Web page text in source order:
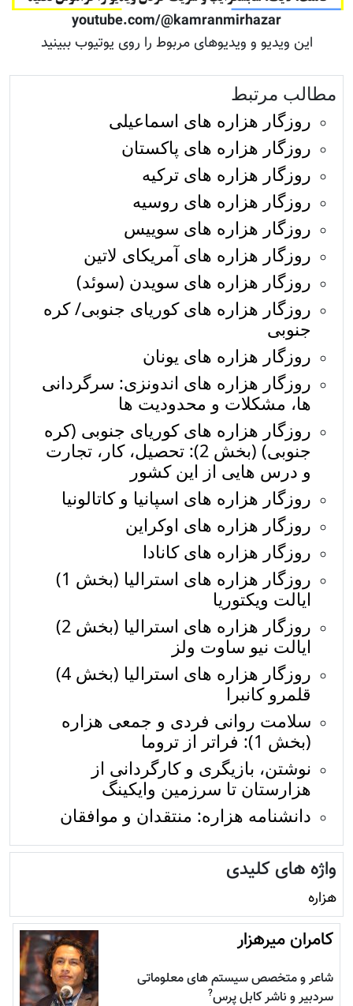
youtube.com/@kamranmirhazar
این ویدیو و ویدیوهای مربوط را روی یوتیوب ببینید
مطالب مرتبط
روزگار هزاره های اسماعیلی
روزگار هزاره های پاکستان
روزگار هزاره های ترکیه
روزگار هزاره های روسیه
روزگار هزاره های سوییس
روزگار هزاره های آمریکای لاتین
روزگار هزاره های سویدن (سوئد)
روزگار هزاره های کوریای جنوبی/ کره
جنوبی
روزگار هزاره های یونان
روزگار هزاره های اندونزی: سرگردانی
ها، مشکلات و محدودیت ها
روزگار هزاره های کوریای جنوبی (کره
جنوبی) (بخش 2): تحصیل، کار، تجارت
و درس هایی از این کشور
روزگار هزاره های اسپانیا و کاتالونیا
روزگار هزاره های اوکراین
روزگار هزاره های کانادا
روزگار هزاره های استرالیا (بخش 1)
ایالت ویکتوریا
روزگار هزاره های استرالیا (بخش 2)
ایالت نیو ساوت ولز
روزگار هزاره های استرالیا (بخش 4)
قلمرو کانبرا
سلامت روانی فردی و جمعی هزاره
(بخش 1): فراتر از تروما
نوشتن، بازیگری و کارگردانی از
هزارستان تا سرزمین وایکینگ
دانشنامه هزاره: منتقدان و موافقان
واژه های کلیدی
هزاره
کامران میرهزار
شاعر و متخصص سیستم های معلوماتی
سردبیر و ناشر کابل پرس?